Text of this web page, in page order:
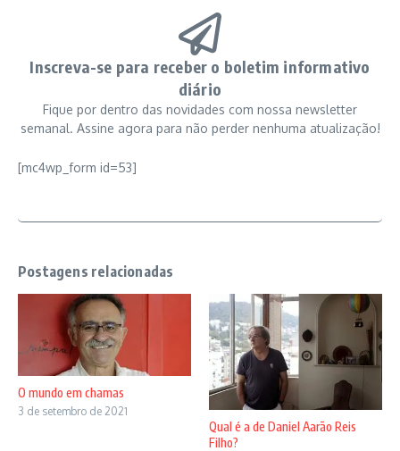
Inscreva-se para receber o boletim informativo
diário
Fique por dentro das novidades com nossa newsletter
semanal. Assine agora para não perder nenhuma atualização!
[mc4wp_form id=53]
Postagens relacionadas
O mundo em chamas
3 de setembro de 2021
Qual é a de Daniel Aarão Reis
Filho?